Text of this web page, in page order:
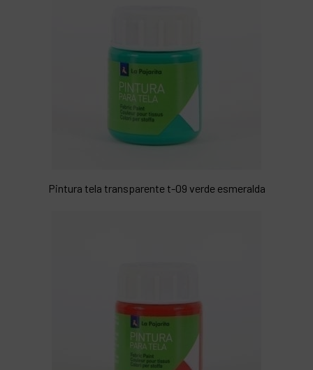
Pintura tela transparente t-09 verde esmeralda